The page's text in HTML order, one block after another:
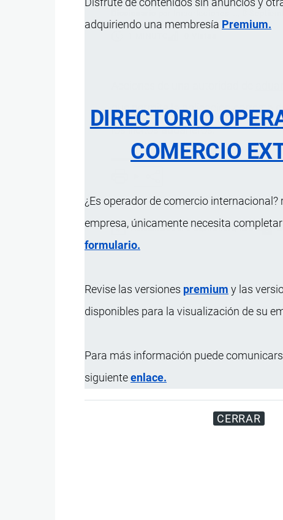
adquiriendo una membresía Premium.
DIRECTORIO
COMERCIO
¿Es operador de comercio internacional?
empresa, únicamente necesita
formulario.
Revise las versiones premium y las
disponibles para la visualización de su
Para más información puede
siguienteenlace.
CERRAR
que permite la aplicación correcta
los ilícitos aduaneros.
Actualizado el 8 Septiembre, 2024